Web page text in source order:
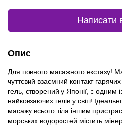
Написати
Опис
Для повного масажного екстазу!
чуттєвий взаємний контакт
гель, створений у Японії, є одним
найковзаючих гелів у світі!
масажу всього тіла іншим
морських водоростей містить